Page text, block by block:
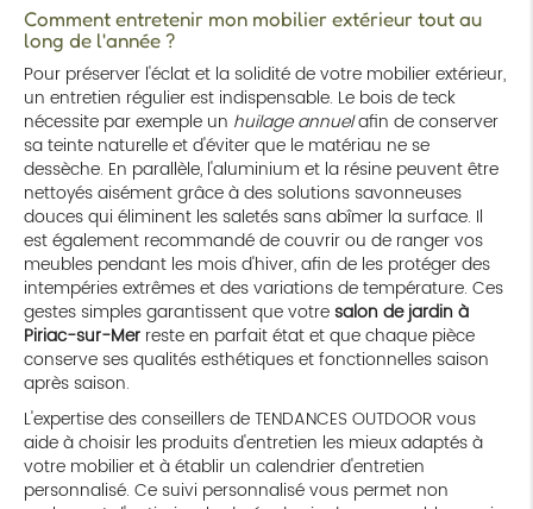
Comment entretenir mon mobilier extérieur tout au
long de l'année ?
Pour préserver l'éclat et la solidité de votre mobilier extérieur,
un entretien régulier est indispensable. Le bois de teck
nécessite par exemple un huilage annuelafin de conserver
sa teinte naturelle et d'éviter que le matériau ne se
dessèche. En parallèle, l'aluminium et la résine peuvent être
nettoyés aisément grâce à des solutions savonneuses
douces qui éliminent les saletés sans abîmer la surface. Il
est également recommandé de couvrir ou de ranger vos
meubles pendant les mois d'hiver, afin de les protéger des
intempéries extrêmes et des variations de température. Ces
gestes simples garantissent que votre salon de jardin à
Piriac-sur-Mer reste en parfait état et que chaque pièce
conserve ses qualités esthétiques et fonctionnelles saison
après saison.
L'expertise des conseillers de TENDANCES OUTDOOR vous
aide à choisir les produits d'entretien les mieux adaptés à
votre mobilier et à établir un calendrier d'entretien
personnalisé. Ce suivi personnalisé vous permet non